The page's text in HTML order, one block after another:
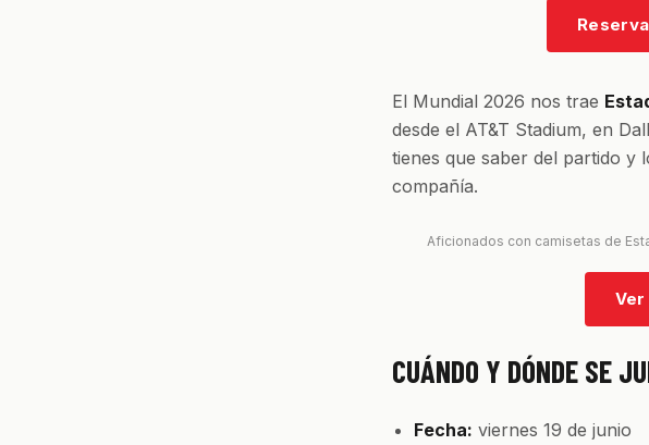
El Mundial 2026 nos trae
desde el AT&T Stadium, en
tienes que saber del partido y
compañía.
Aficionados con camisetas de
CUÁNDO Y DÓNDE SE
Fecha: viernes 19 de junio